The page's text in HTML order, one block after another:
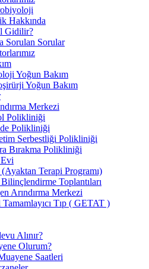
Hakkında
Gidilir?
Sorulan Sorular
Yoğun Bakım
Yoğun Bakım
Merkezi
Polikliniği
Polikliniği
Serbestliği Polikliniği
Bırakma Polikliniği
Terapi Programı)
Toplantıları
Arındırma Merkezi
Tıp ( GETAT )
Alınır?
Olurum?
Saatleri